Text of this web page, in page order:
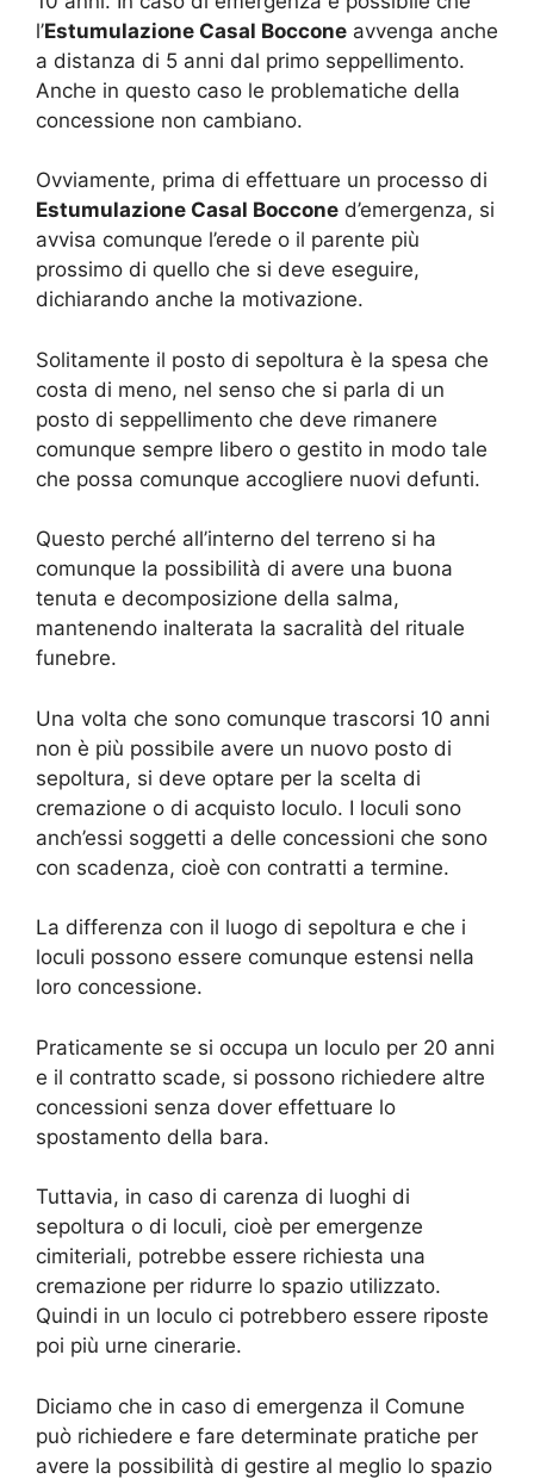
l’Estumulazione Casal Boccone avvenga anche
a distanza di 5 anni dal primo seppellimento.
Anche in questo caso le problematiche della
concessione non cambiano.
Ovviamente, prima di effettuare un processo di
Estumulazione Casal Boccone d’emergenza, si
avvisa comunque l’erede o il parente più
prossimo di quello che si deve eseguire,
dichiarando anche la motivazione.
Solitamente il posto di sepoltura è la spesa che
costa di meno, nel senso che si parla di un
posto di seppellimento che deve rimanere
comunque sempre libero o gestito in modo tale
che possa comunque accogliere nuovi defunti.
Questo perché all’interno del terreno si ha
comunque la possibilità di avere una buona
tenuta e decomposizione della salma,
mantenendo inalterata la sacralità del rituale
funebre.
Una volta che sono comunque trascorsi 10 anni
non è più possibile avere un nuovo posto di
sepoltura, si deve optare per la scelta di
cremazione o di acquisto loculo. I loculi sono
anch’essi soggetti a delle concessioni che sono
con scadenza, cioè con contratti a termine.
La differenza con il luogo di sepoltura e che i
loculi possono essere comunque estensi nella
loro concessione.
Praticamente se si occupa un loculo per 20 anni
e il contratto scade, si possono richiedere altre
concessioni senza dover effettuare lo
spostamento della bara.
Tuttavia, in caso di carenza di luoghi di
sepoltura o di loculi, cioè per emergenze
cimiteriali, potrebbe essere richiesta una
cremazione per ridurre lo spazio utilizzato.
Quindi in un loculo ci potrebbero essere riposte
poi più urne cinerarie.
Diciamo che in caso di emergenza il Comune
può richiedere e fare determinate pratiche per
avere la possibilità di gestire al meglio lo spazio